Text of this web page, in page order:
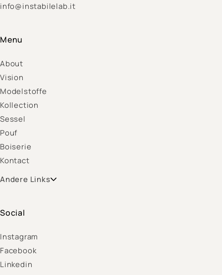
info@instabilelab.it
Menu
About
Vision
Modelstoffe
Kollection
Sessel
Pouf
Boiserie
Kontact
Andere Links
Social
Instagram
Facebook
Linkedin